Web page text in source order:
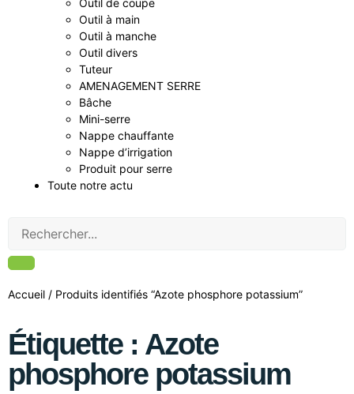
Outil à main
Outil à manche
Outil divers
Tuteur
AMENAGEMENT SERRE
Bâche
Mini-serre
Nappe chauffante
Nappe d’irrigation
Produit pour serre
Toute notre actu
Accueil / Produits identifiés “Azote phosphore potassium”
Étiquette : Azote
phosphore potassium